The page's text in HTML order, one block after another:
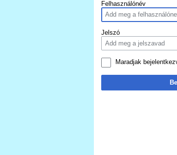
Felhasználónév
Jelszó
Maradjak